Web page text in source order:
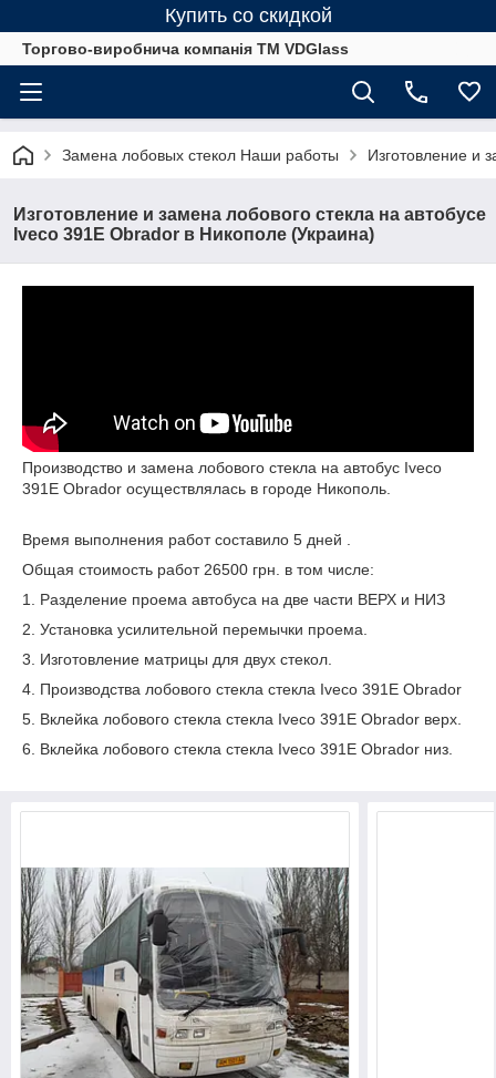
Купить со скидкой
Торгово-виробнича компанія ТМ VDGlass
Замена лобовых стекол Наши работы Изготовление и
Изготовление и замена лобового стекла на автобусе
Iveco 391E Obrador в Никополе (Украина)
Производство и замена лобового стекла на автобус Iveco
391E Obrador осуществлялась в городе Никополь.
Время выполнения работ составило 5 дней .
Общая стоимость работ 26500 грн. в том числе:
1. Разделение проема автобуса на две части ВЕРХ и НИЗ
2. Установка усилительной перемычки проема.
3. Изготовление матрицы для двух стекол.
4. Производства лобового стекла стекла Iveco 391E Obrador
5. Вклейка лобового стекла стекла Iveco 391E Obrador верх.
6. Вклейка лобового стекла стекла Iveco 391E Obrador низ.